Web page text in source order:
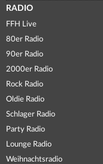
RADIO
FFH Live
80er Radio
90er Radio
2000er Radio
Rock Radio
Oldie Radio
Schlager Radio
Party Radio
Lounge Radio
Weihnachtsradio